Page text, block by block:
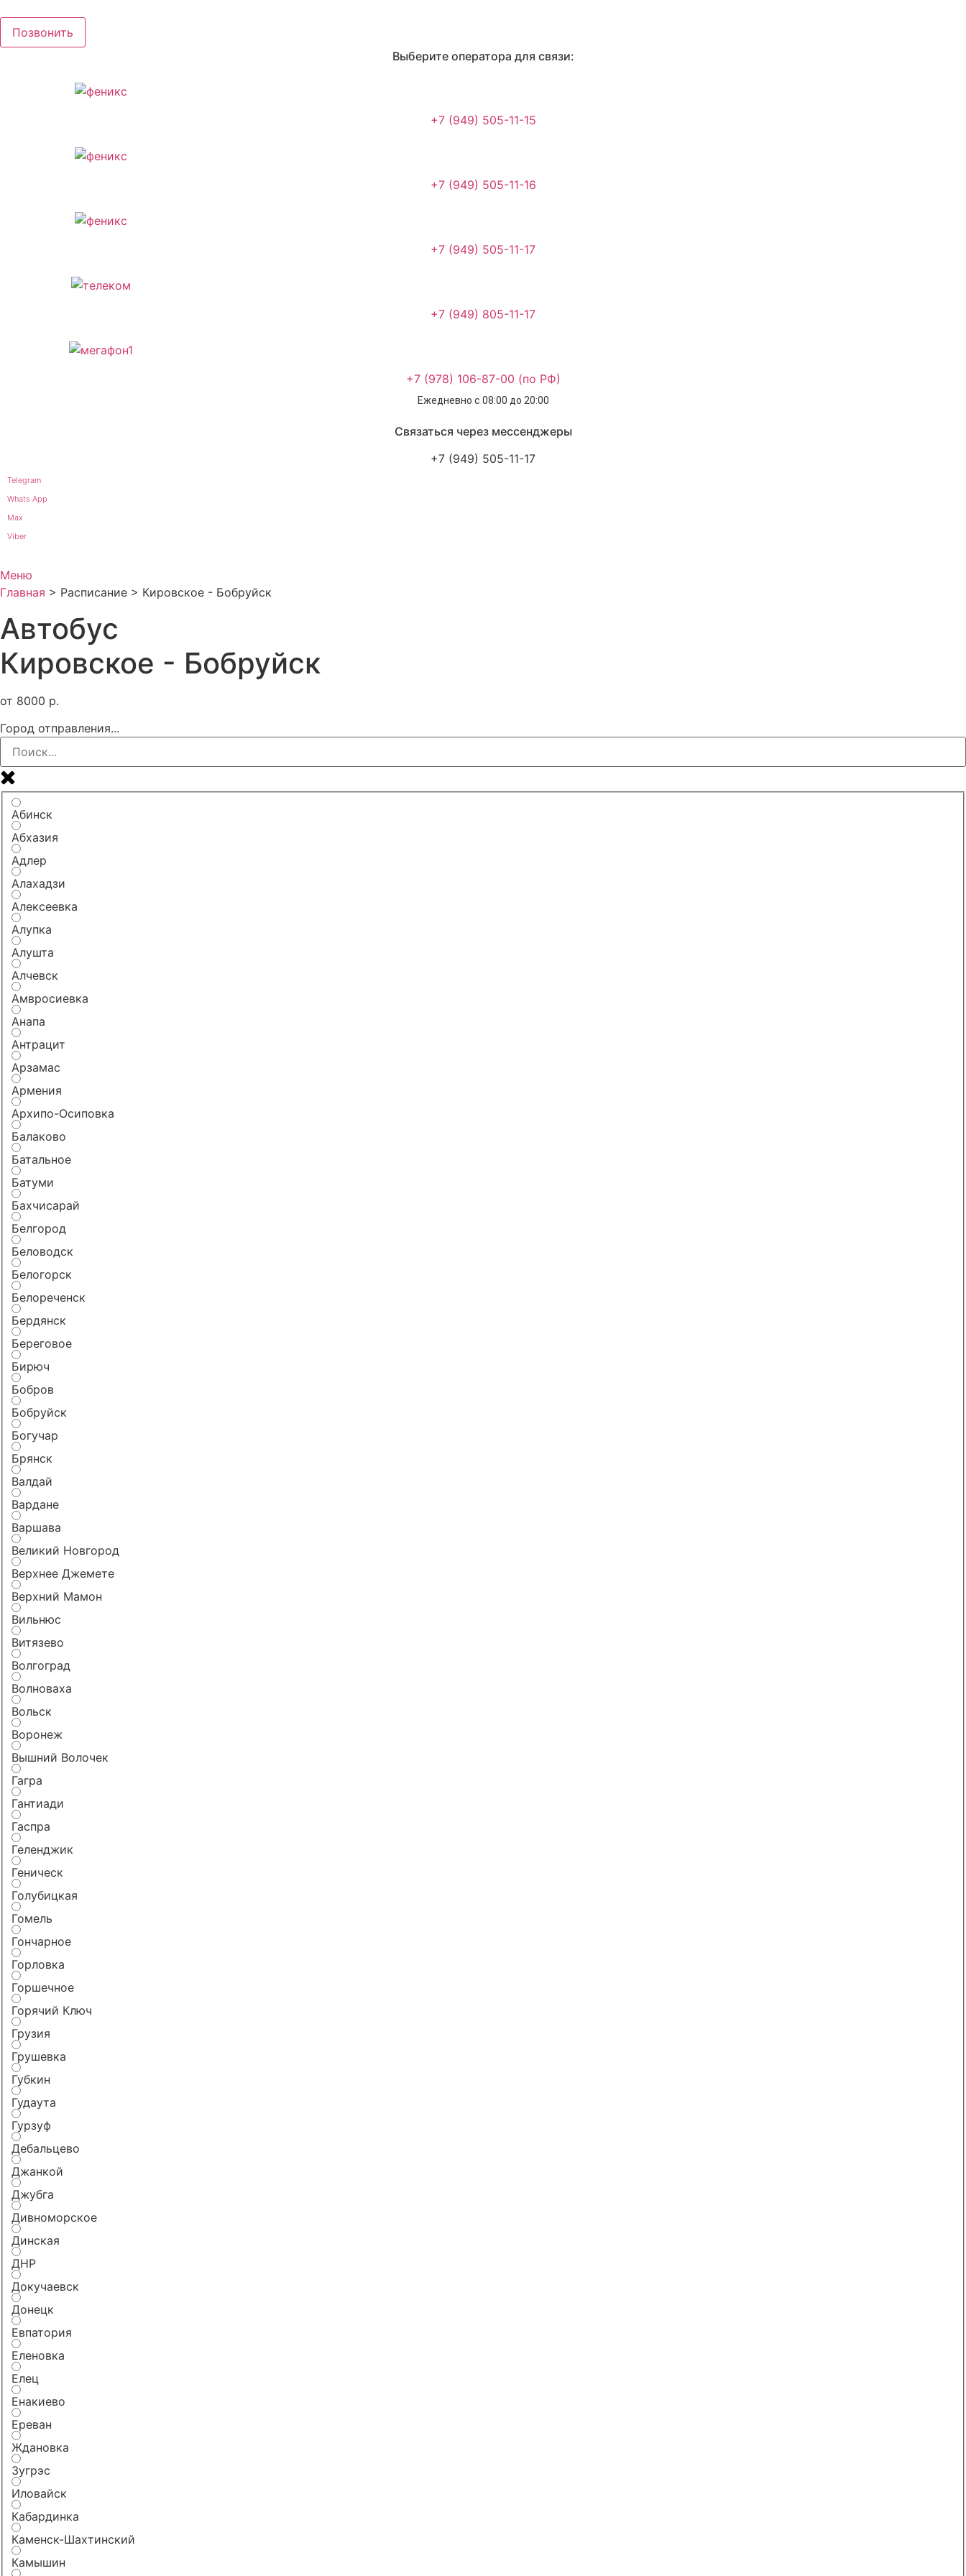
содержимому
Позвонить
Выберите оператора для связи:
+7 (949) 505-11-15
+7 (949) 505-11-16
+7 (949) 505-11-17
+7 (949) 805-11-17
+7 (978) 106-87-00 (по РФ)
Ежедневно с 08:00 до 20:00
Связаться через мессенджеры
+7 (949) 505-11-17
Telegram
Whats App
Max
Viber
Меню
Главная > Расписание > Кировское - Бобруйск
Автобус
Кировское - Бобруйск
от 8000 р.
Город отправления...
Абинск
Абхазия
Адлер
Алахадзи
Алексеевка
Алупка
Алушта
Алчевск
Амвросиевка
Анапа
Антрацит
Арзамас
Армения
Архипо-Осиповка
Балаково
Батальное
Батуми
Бахчисарай
Белгород
Беловодск
Белогорск
Белореченск
Бердянск
Береговое
Бирюч
Бобров
Бобруйск
Богучар
Брянск
Валдай
Вардане
Варшава
Великий Новгород
Верхнее Джемете
Верхний Мамон
Вильнюс
Витязево
Волгоград
Волноваха
Вольск
Воронеж
Вышний Волочек
Гагра
Гантиади
Гаспра
Геленджик
Геническ
Голубицкая
Гомель
Гончарное
Горловка
Горшечное
Горячий Ключ
Грузия
Грушевка
Губкин
Гудаута
Гурзуф
Дебальцево
Джанкой
Джубга
Дивноморское
Динская
ДНР
Докучаевск
Донецк
Евпатория
Еленовка
Елец
Енакиево
Ереван
Ждановка
Зугрэс
Иловайск
Кабардинка
Каменск-Шахтинский
Камышин